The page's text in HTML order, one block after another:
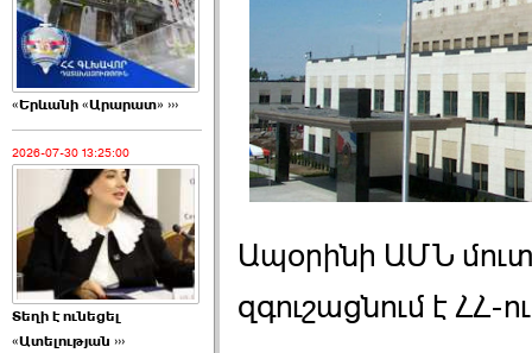
«Երևանի «Արարատ» ›››
2026-07-30 13:25:00
Տեղի է ունեցել
«Ատելության ›››
Ապօրինի ԱՄՆ
զգուշացնում է